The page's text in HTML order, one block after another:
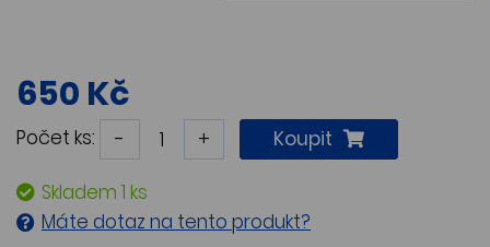
650 Kč
Počet ks: - + Koupit
Skladem 1 ks
Máte dotaz na tento produkt?